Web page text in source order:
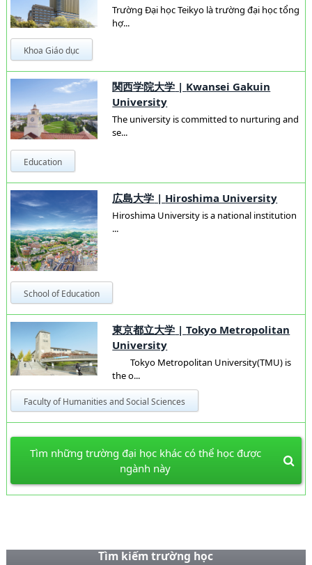
Trường Đại học Teikyo là trường đại học tổng
hợ...
Khoa Giáo dục
関西学院大学 | Kwansei Gakuin
University
The university is committed to nurturing and
se...
Education
広島大学 | Hiroshima University
Hiroshima University is a national institution
...
School of Education
東京都立大学 |Tokyo Metropolitan
University
Tokyo Metropolitan University(TMU) is
the o...
Faculty of Humanities and Social Sciences
Tìm những trường đại học khác có thể học được
ngành này
Tìm kiếm trường học